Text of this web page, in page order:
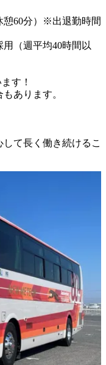
憩60分）※出退勤時間
（週平均40時間以
す！
あります。
て長く働き続けるこ